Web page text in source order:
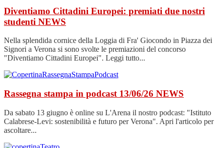
Diventiamo Cittadini Europei: premiati due nostri
studenti NEWS
Nella splendida cornice della Loggia di Fra' Giocondo in Piazza dei
Signori a Verona si sono svolte le premiazioni del concorso
"Diventiamo Cittadini Europei". Leggi tutto...
Rassegna stampa in podcast 13/06/26 NEWS
Da sabato 13 giugno è online su L'Arena il nostro podcast: "Istituto
Calabrese-Levi: sostenibilità e futuro per Verona". Apri l'articolo per
ascoltare...